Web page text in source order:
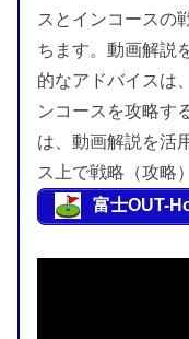
スとインコースの
ちます。動画解説
的なアドバイスは
ンコースを攻略す
は、動画解説を活
ス上で戦略（攻略
富士OUT-